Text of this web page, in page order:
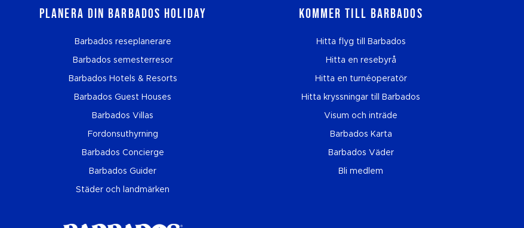
Planera din Barbados Holiday
Barbados reseplanerare
Barbados semesterresor
Barbados Hotels & Resorts
Barbados Guest Houses
Barbados Villas
Fordonsuthyrning
Barbados Concierge
Barbados Guider
Städer och landmärken
Kommer till Barbados
Hitta flyg till Barbados
Hitta en resebyrå
Hitta en turnéoperatör
Hitta kryssningar till Barbados
Visum och inträde
Barbados Karta
Barbados Väder
Bli medlem